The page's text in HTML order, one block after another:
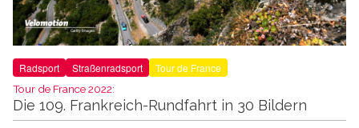
Radsport Straßenradsport Tour de France
Tour de France 2022:
Die 109. Frankreich-Rundfahrt in 30 Bildern